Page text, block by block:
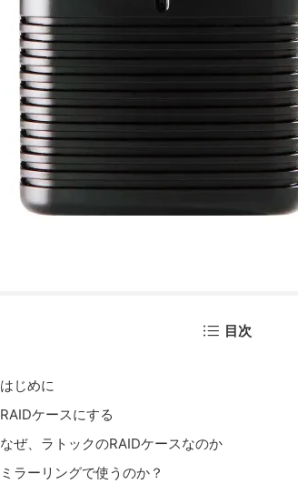
目次
はじめに
RAIDケースにする
なぜ、ラトックのRAIDケースなのか
ミラーリングで使うのか？